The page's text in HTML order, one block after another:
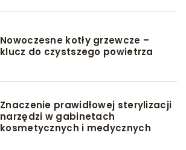
Nowoczesne kotły grzewcze –
klucz do czystszego powietrza
Znaczenie prawidłowej sterylizacji
narzędzi w gabinetach
kosmetycznych i medycznych